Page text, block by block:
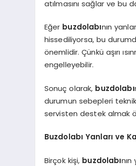
atılmasını sağlar ve bu
Eğer buzdolabının
hissediliyorsa, bu
önemlidir. Çünkü aşırı
engelleyebilir.
Sonuç olarak, buzdolabı
durumun sebepleri
servisten destek almak
Buzdolabı Yanları ve
Birçok kişi, buzdolabının